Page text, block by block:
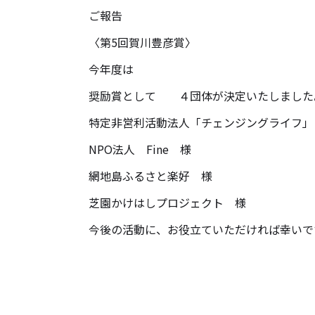
ご報告
〈第5回賀川豊彦賞〉
今年度は
奨励賞として ４団体が決定いたしました
特定非営利活動法人「チェンジングライフ
NPO法人 Fine 様
網地島ふるさと楽好 様
芝園かけはしプロジェクト 様
今後の活動に、お役立ていただければ幸いで